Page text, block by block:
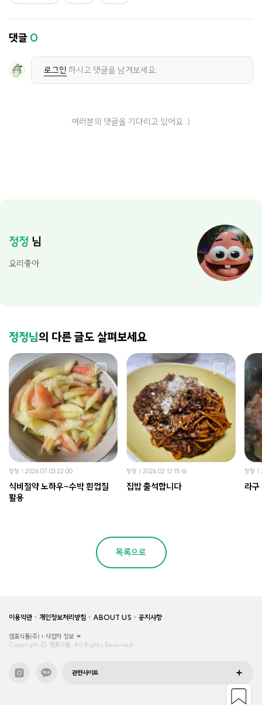
댓글 0
로그인 하시고 댓글을 남겨보세요.
여러분의 댓글을 기다리고 있어요 :)
정정 님
요리좋아
정정님의 다른 글도 살펴보세요
정정 2026.07.03 22:00
식비절약 노하우-수박 흰껍질
활용
정정 2026.02.12 15:16
집밥 출석합니다
정정
라
목록으로
이용약관 개인정보처리방침 ABOUT US 공지사항
샘표식품(주)
사업자 정보
Copyright © 샘표식품, All Rights Reserved.
관련사이트